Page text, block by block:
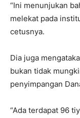
“Ini menunjukan
melekat pada
cetusnya.
Dia juga
bukan tidak
penyimpangan
“Ada terdapat 96